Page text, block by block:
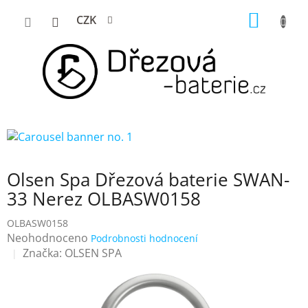
CZK
Olsen Spa Dřezová baterie SWAN-
33 Nerez OLBASW0158
OLBASW0158
Průměrné
hodnocení
Neohodnoceno Podrobnosti hodnocení
Značka: OLSEN SPA